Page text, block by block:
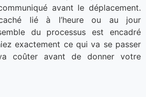
avant le déplacement.
lié à l’heure ou au jour
du processus est encadré
exactement ce qui va se passer
coûter avant de donner votre